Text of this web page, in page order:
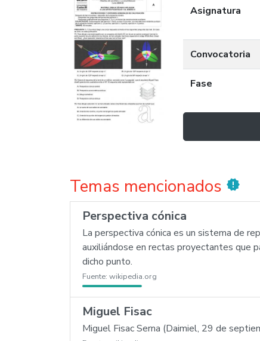
Asignatura
Convocatoria
Fase
Temas mencionados new_releases
Perspectiva cónica
La perspectiva cónica es un sistema de
auxiliándose en rectas proyectantes que
dicho punto.
Fuente: wikipedia.org
Miguel Fisac
Miguel Fisac Serna (Daimiel, 29 de